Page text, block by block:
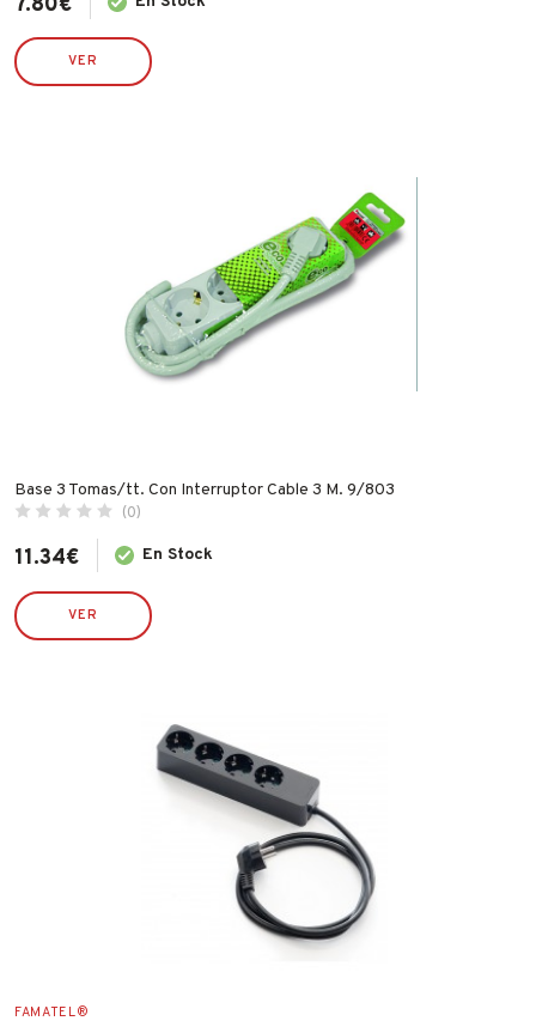
VER
Base 3 Tomas/tt. Con Interruptor Cable 3 M. 9/803
(0)
11.34€ En Stock
VER
FAMATEL®